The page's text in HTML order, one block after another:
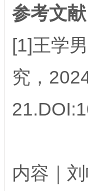
参考文献
[1]王学
究，
内容｜